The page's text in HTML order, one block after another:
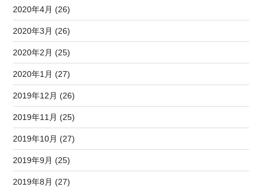
2020年4月 (26)
2020年3月 (26)
2020年2月 (25)
2020年1月 (27)
2019年12月 (26)
2019年11月 (25)
2019年10月 (27)
2019年9月 (25)
2019年8月 (27)